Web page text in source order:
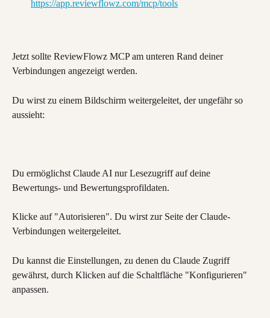
https://app.reviewflowz.com/mcp/tools
Jetzt sollte ReviewFlowz MCP am unteren Rand deiner
Verbindungen angezeigt werden.
Du wirst zu einem Bildschirm weitergeleitet, der ungefähr so
aussieht:
Du ermöglichst Claude AI nur Lesezugriff auf deine
Bewertungs- und Bewertungsprofildaten.
Klicke auf "Autorisieren". Du wirst zur Seite der Claude-
Verbindungen weitergeleitet.
Du kannst die Einstellungen, zu denen du Claude Zugriff
gewährst, durch Klicken auf die Schaltfläche "Konfigurieren"
anpassen.